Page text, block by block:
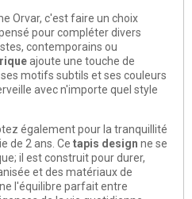
Orvar, c'est faire un choix
pour compléter divers
contemporains ou
ajoute une touche de
motifs subtils et ses couleurs
avec n'importe quel style
également pour la tranquillité
de 2 ans. Ce tapis design ne se
il est construit pour durer,
et des matériaux de
l'équilibre parfait entre